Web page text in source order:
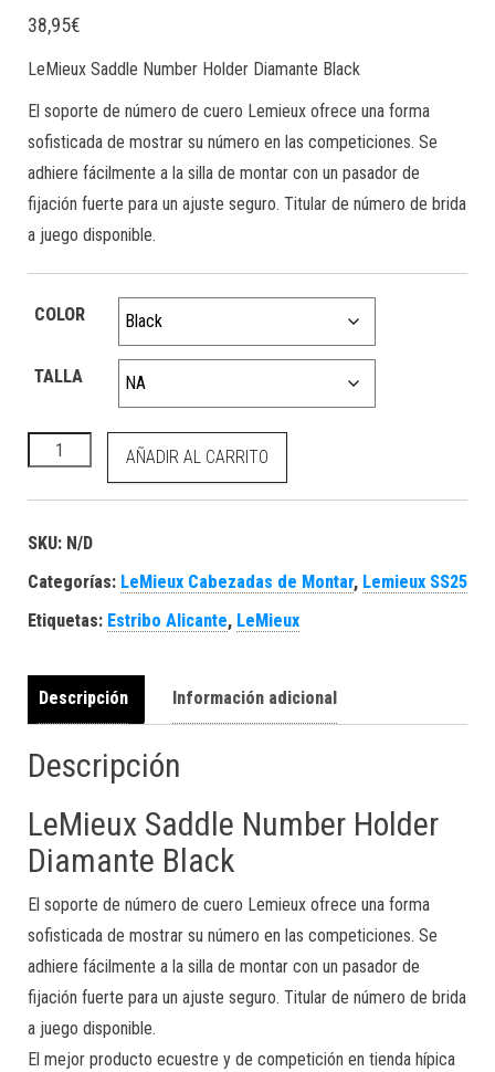
38,95€
LeMieux Saddle Number Holder Diamante Black
El soporte de número de cuero Lemieux ofrece una forma
sofisticada de mostrar su número en las competiciones. Se
adhiere fácilmente a la silla de montar con un pasador de
fijación fuerte para un ajuste seguro. Titular de número de brida
a juego disponible.
COLOR
TALLA
Saddle Number Holder Diamante Black cantidad
AÑADIR AL CARRITO
SKU: N/D
Categorías: LeMieux Cabezadas de Montar, Lemieux SS25
Etiquetas: Estribo Alicante, LeMieux
Descripción Información adicional
Descripción
LeMieux Saddle Number Holder
Diamante Black
El soporte de número de cuero Lemieux ofrece una forma
sofisticada de mostrar su número en las competiciones. Se
adhiere fácilmente a la silla de montar con un pasador de
fijación fuerte para un ajuste seguro. Titular de número de brida
a juego disponible.
El mejor producto ecuestre y de competición en tienda hípica